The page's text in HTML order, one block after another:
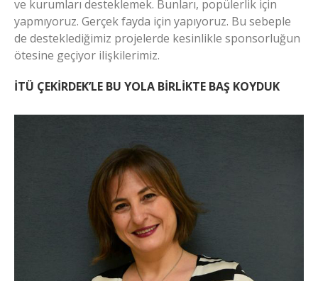
ve kurumları desteklemek. Bunları, popülerlik için
yapmıyoruz. Gerçek fayda için yapıyoruz. Bu sebeple
de desteklediğimiz projelerde kesinlikle sponsorluğun
ötesine geçiyor ilişkilerimiz.
İTÜ ÇEKİRDEK’LE BU YOLA BİRLİKTE BAŞ KOYDUK